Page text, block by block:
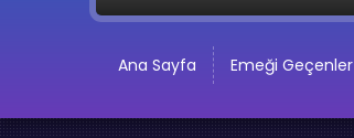
Ana Sayfa Emeği Geçenler